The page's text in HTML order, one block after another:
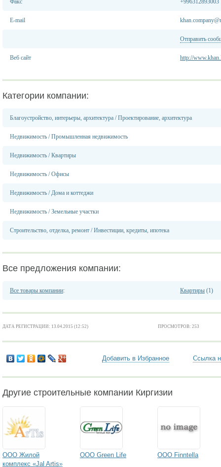
Факс +996312893003
E-mail
Отправить
Веб сайт http://
Категории компании:
Благоустройство, интерьеры, архитектура /Проектирование, архитектура
Недвижимость /Промышленная недвижимость
Недвижимость /Квартиры
Недвижимость /Офисы
Недвижимость /Дома и коттеджи
Недвижимость /Земельные участки
Строительство, отделка, ремонт /Инвестиции, кредиты, ипотека
Все предложения компании:
Все товары компании: Квартиры (1)
ДАТА РЕГИСТРАЦИИ: 13.04.2015 (12:52) ПРОСМОТРОВ: 253
Добавить в Избранное Ссылка
Другие строительные компании Киргизии
ООО Жилой
комплекс «Jal Artis»
ООО Green Life ООО Finntella